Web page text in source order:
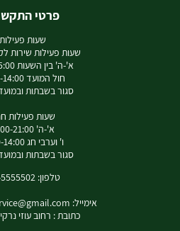
פרטי
שעות
שעות פעילות שירות
א'-ה' בין השעות 09:00-15:00
חול המועד 09:00-14:00
סגור בשבתות
שעות פעילות
א'-ה' 09:00-21:00
ו' וערבי חג 09:00-14:00
סגור בשבתות
טלפון: 079-5555502
אימייל:
כתובת : רחוב עוזי נרקיס 9